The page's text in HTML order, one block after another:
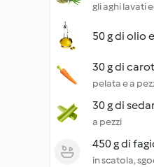
gli aghi lavati
50 g di olio
30 g di
pelata e a
30 g di
a pezzi
450 g di
in scatola,